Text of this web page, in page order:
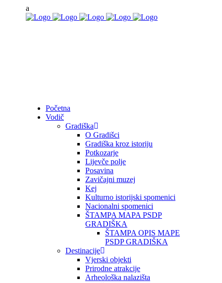
Početna
Vodič
Gradiška
O Gradišci
Gradiška kroz istoriju
Potkozarje
Lijevče polje
Posavina
Zavičajni muzej
Kej
Kulturno istorijski spomenici
Nacionalni spomenici
ŠTAMPA MAPA PSDP
GRADIŠKA
ŠTAMPA OPIS MAPE
PSDP GRADIŠKA
Destinacije
Vjerski objekti
Prirodne atrakcije
Arheološka nalazišta